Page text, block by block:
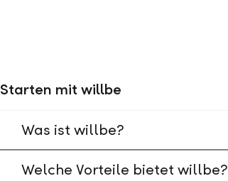
Starten mit willbe
Was ist willbe?
Welche Vorteile bietet willbe?